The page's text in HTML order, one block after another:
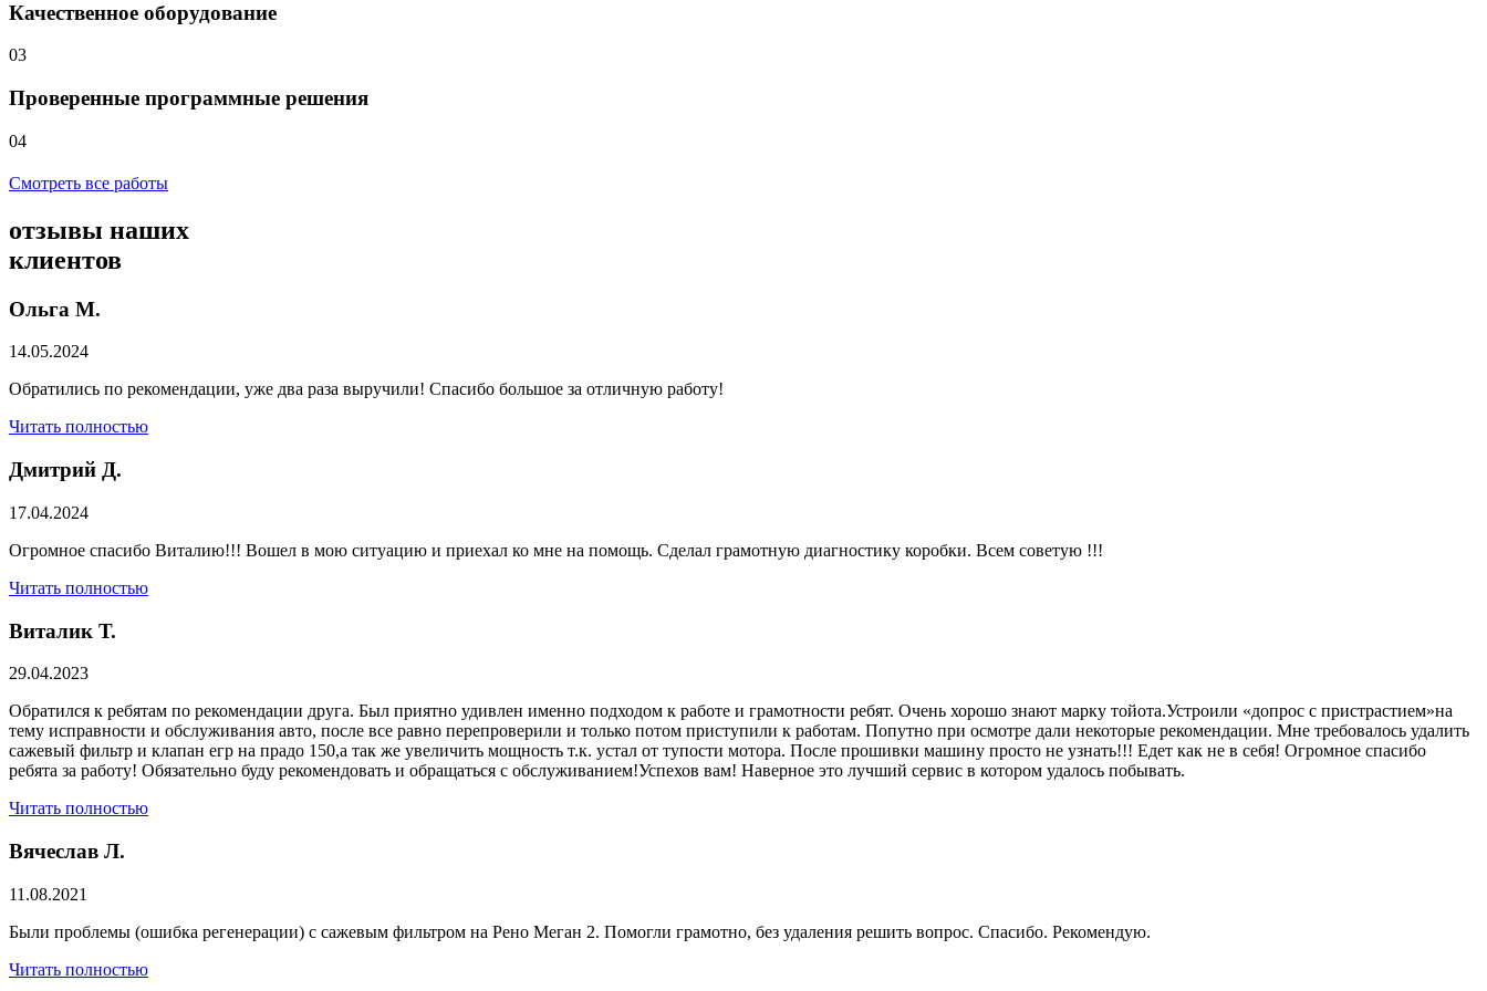
Качественное оборудование
03
Проверенные программные решения
04
Смотреть все работы
отзывы наших
клиентов
Ольга М.
14.05.2024
Обратились по рекомендации, уже два раза выручили! Спасибо большое за отличную работу!
Читать полностью
Дмитрий Д.
17.04.2024
Огромное спасибо Виталию!!! Вошел в мою ситуацию и приехал ко мне на помощь. Сделал грамотную диагностику коробки. Всем советую !!!
Читать полностью
Виталик Т.
29.04.2023
Обратился к ребятам по рекомендации друга. Был приятно удивлен именно подходом к работе и грамотности ребят. Очень хорошо знают марку тойота.Устроили «допрос с пристрастием»на
тему исправности и обслуживания авто, после все равно перепроверили и только потом приступили к работам. Попутно при осмотре дали некоторые рекомендации. Мне требовалось удалить
сажевый фильтр и клапан егр на прадо 150,а так же увеличить мощность т.к. устал от тупости мотора. После прошивки машину просто не узнать!!! Едет как не в себя! Огромное спасибо
ребята за работу! Обязательно буду рекомендовать и обращаться с обслуживанием!Успехов вам! Наверное это лучший сервис в котором удалось побывать.
Читать полностью
Вячеслав Л.
11.08.2021
Были проблемы (ошибка регенерации) с сажевым фильтром на Рено Меган 2. Помогли грамотно, без удаления решить вопрос. Спасибо. Рекомендую.
Читать полностью